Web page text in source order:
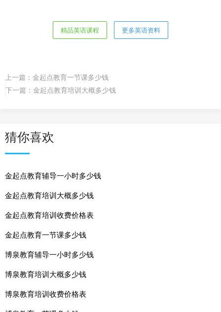
精品英语课程 更多英语资料
上一篇： 金起点教育一节课多少钱
下一篇： 金起点教育培训大概多少钱
猜你喜欢
金起点教育辅导一小时多少钱
金起点教育培训大概多少钱
金起点教育培训收费价格表
金起点教育一节课多少钱
博泉教育辅导一小时多少钱
博泉教育培训大概多少钱
博泉教育培训收费价格表